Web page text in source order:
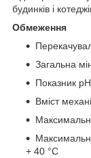
будинків і
Обмеження
Загальна
Показник
Вміст
+ 40 °C